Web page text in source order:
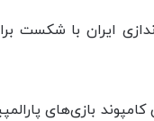
ایران با شکست
بازی‌های